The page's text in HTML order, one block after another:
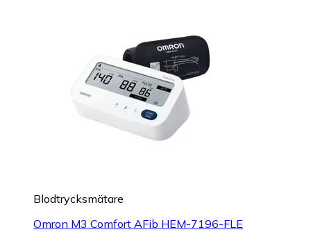
Blodtrycksmätare
Omron M3 Comfort AFib HEM-7196-FLE